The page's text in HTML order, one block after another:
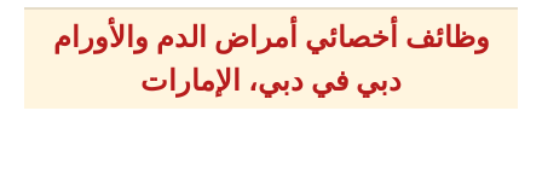
وظائف أخصائي أمراض الدم والأورام
دبي في دبي، الإمارات